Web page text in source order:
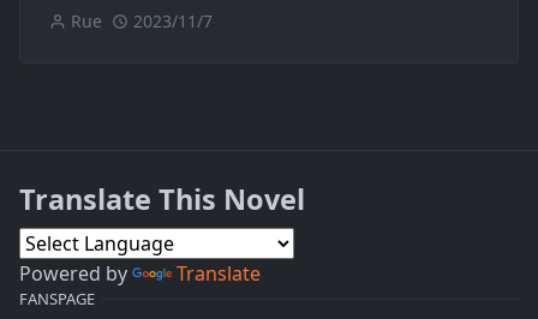
Rue 2023/11/7
Translate This Novel
Powered by Translate
FANSPAGE